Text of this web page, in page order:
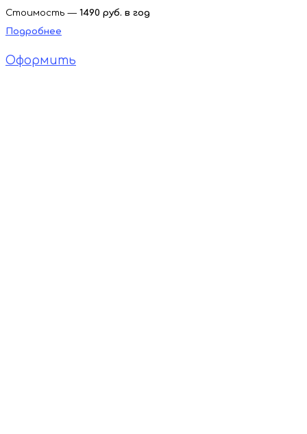
Стоимость — 1490 руб. в год
Подробнее
Оформить